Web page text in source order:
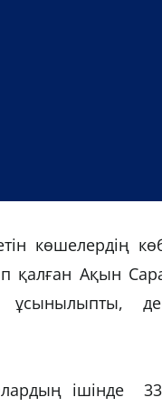
көшелердің
қалған Ақын
ішінде